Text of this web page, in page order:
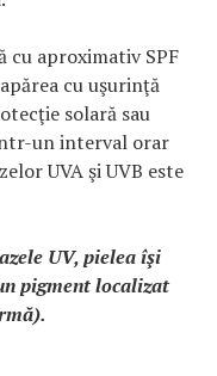
cu aproximativ SPF
cu uşurinţă
solară sau
un interval orar
UVA şi UVB este
UV, pielea îşi
pigment localizat